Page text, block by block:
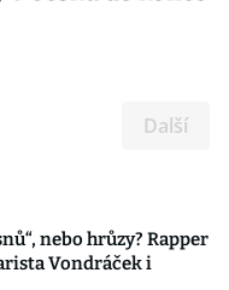
Další
nebo hrůzy? Rapper
Vondráček i